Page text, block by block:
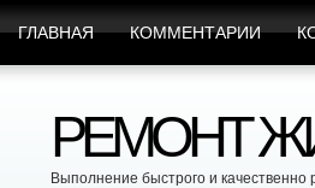
ГЛАВНАЯ КОММЕНТАРИИ
РЕМОНТ
Выполнение быстрого и